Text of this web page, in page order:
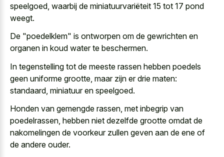
speelgoed, waarbij de miniatuurvariëteit 15 tot 17 pond
weegt.
De "poedelklem" is ontworpen om de gewrichten en
organen in koud water te beschermen.
In tegenstelling tot de meeste rassen hebben poedels
geen uniforme grootte, maar zijn er drie maten:
standaard, miniatuur en speelgoed.
Honden van gemengde rassen, met inbegrip van
poedelrassen, hebben niet dezelfde grootte omdat de
nakomelingen de voorkeur zullen geven aan de ene of
de andere ouder.